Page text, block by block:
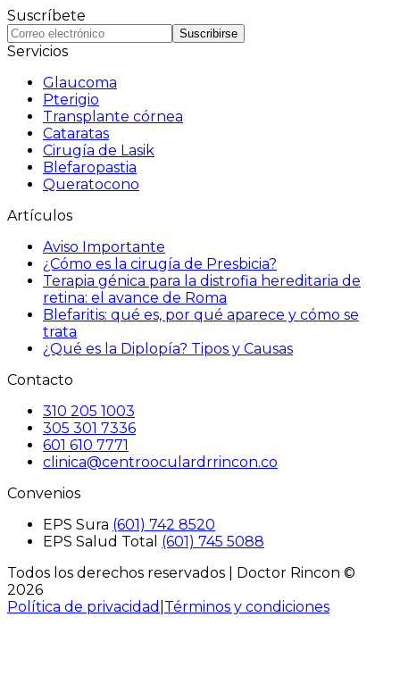
Suscríbete
Suscribirse
Servicios
Glaucoma
Pterigio
Transplante córnea
Cataratas
Cirugía de Lasik
Blefaropastia
Queratocono
Artículos
Aviso Importante
¿Cómo es la cirugía de Presbicia?
Terapia génica para la distrofia hereditaria de
retina: el avance de Roma
Blefaritis: qué es, por qué aparece y cómo se
trata
¿Qué es la Diplopía? Tipos y Causas
Contacto
310 205 1003
305 301 7336
601 610 7771
clinica@centrooculardrrincon.co
Convenios
EPS Sura (601) 742 8520
EPS Salud Total (601) 745 5088
Todos los derechos reservados |
Doctor Rincon ©
2026
Política de privacidad Términos y condiciones